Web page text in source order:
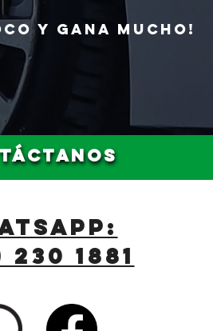
Y GANA MUCHO!
230 1881